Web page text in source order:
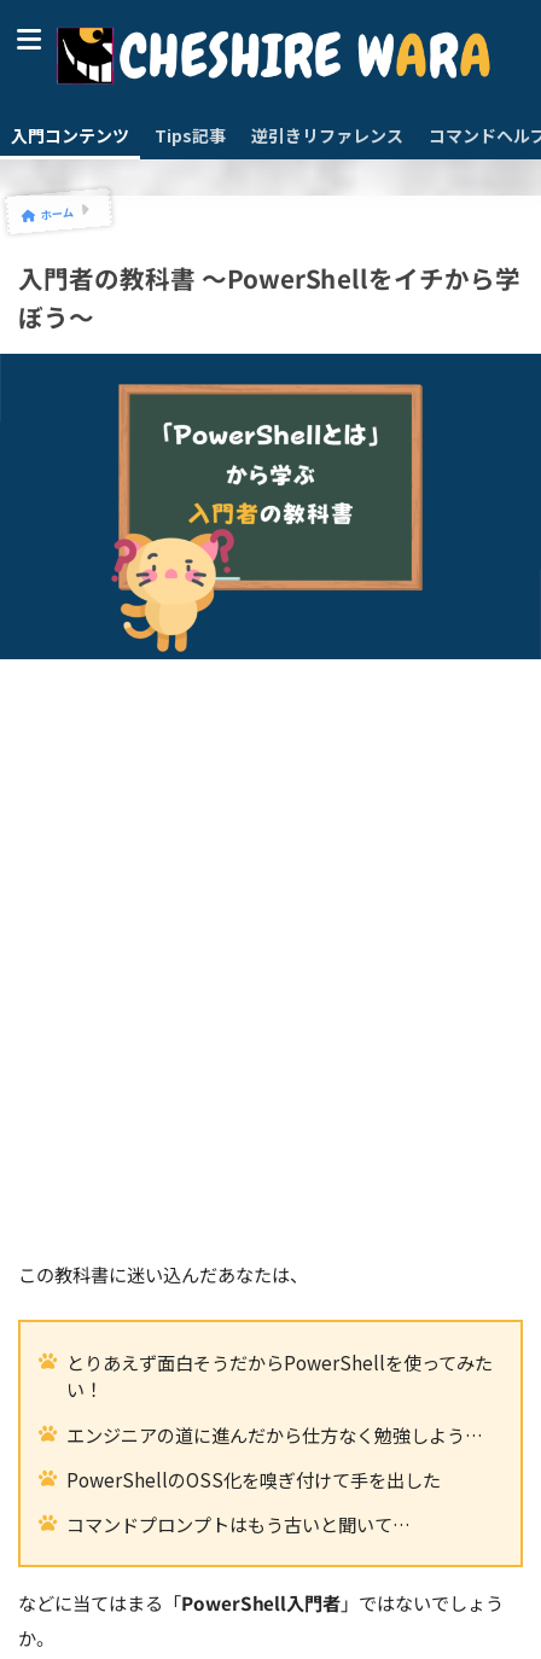
入門コンテンツ Tips記事 逆引きリファレンス コマンドヘル
ホーム
入門者の教科書 ～PowerShellをイチから学
ぼう～
この教科書に迷い込んだあなたは、
とりあえず面白そうだからPowerShellを使ってみた
い！
エンジニアの道に進んだから仕方なく勉強しよう…
PowerShellのOSS化を嗅ぎ付けて手を出した
コマンドプロンプトはもう古いと聞いて…
などに当てはまる「PowerShell入門者」ではないでしょう
か。